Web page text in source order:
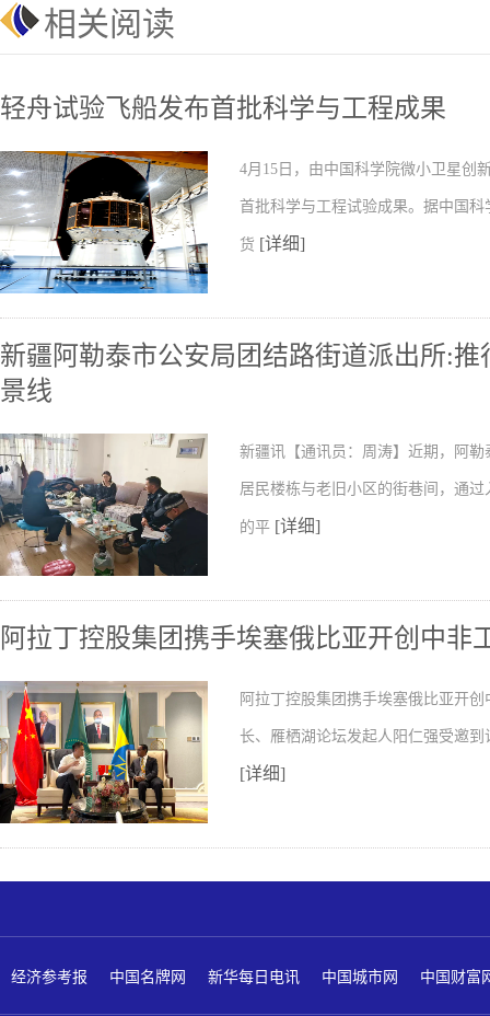
相关阅读
轻舟试验飞船发布首批科学与工程成果
4月15日，由中国科学院微小卫星创
首批科学与工程试验成果。据中国
货 [详细]
新疆阿勒泰市公安局团结路街道派出所:推
景线
新疆讯【通讯员：周涛】近期，阿
居民楼栋与老旧小区的街巷间，通
的平 [详细]
阿拉丁控股集团携手埃塞俄比亚开创中非
阿拉丁控股集团携手埃塞俄比亚开
长、雁栖湖论坛发起人阳仁强受邀
[详细]
经济参考报 中国名牌网 新华每日电讯 中国城市网 中国财富